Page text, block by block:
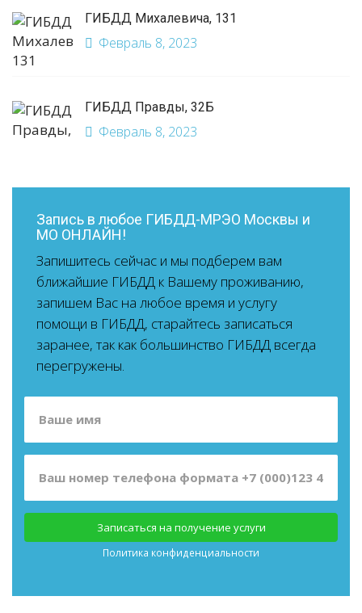
ГИБДД Михалевича, 131
Февраль 8, 2023
ГИБДД Правды, 32Б
Февраль 8, 2023
Запись в любое ГИБДД-МРЭО Москвы и
МО ОНЛАЙН!
Запишитесь сейчас и мы подберем вам
ближайшие ГИБДД к Вашему проживанию,
запишем Вас на любое время и услугу
помощи в ГИБДД, старайтесь записаться
заранее, так как большинство ГИБДД всегда
перегружены.
Записаться на получение услуги
Политика конфиденциальности